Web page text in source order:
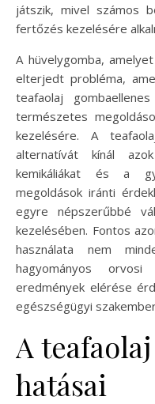
játszik, mivel számos
fertőzés kezelésére
A hüvelygomba,
elterjedt probléma,
teafaolaj
természetes
kezelésére. A
alternatívát kínál
kemikáliákat és a
megoldások iránti
egyre népszerűbbé
kezelésében. Fontos
használata nem
hagyományos
eredmények elérése
egészségügyi
A
hatásai